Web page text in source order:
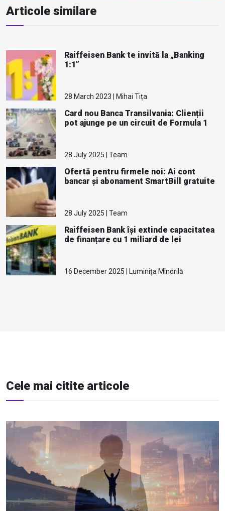
Articole similare
Raiffeisen Bank te invită la „Banking
1:1”
28 March 2023 | Mihai Tița
Card nou Banca Transilvania: Clienții
pot ajunge pe un circuit de Formula 1
28 July 2025 | Team
Ofertă pentru firmele noi: Ai cont
bancar și abonament SmartBill gratuite
28 July 2025 | Team
Raiffeisen Bank își extinde capacitatea
de finanțare cu 1 miliard de lei
16 December 2025 | Luminița Mîndrilă
Cele mai citite articole